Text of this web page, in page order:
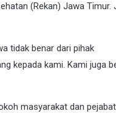
(Rekan) Jawa Timur.
tidak benar dari pihak
kepada kami. Kami juga
masyarakat dan